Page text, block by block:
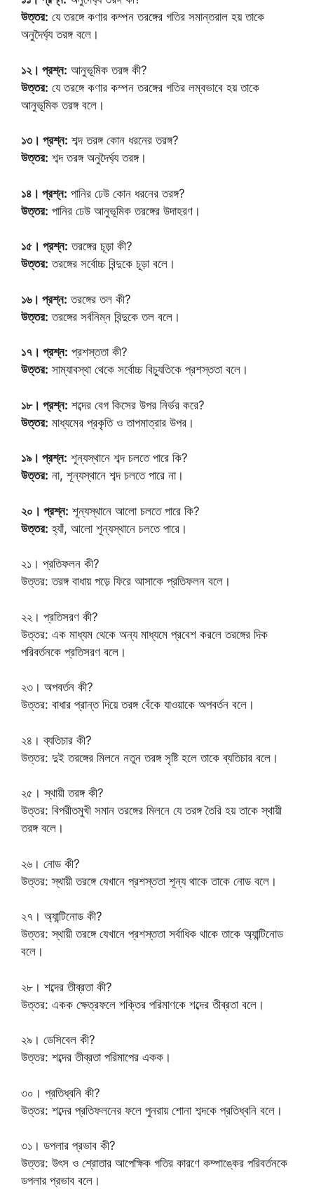
উত্তর: যে তরঙ্গে কণার কম্পন তরঙ্গের গতির সমান্তরাল হয় তাকে
অনুদৈর্ঘ্য তরঙ্গ বলে।
১২। প্রশ্ন: আনুভূমিক তরঙ্গ কী?
উত্তর: যে তরঙ্গে কণার কম্পন তরঙ্গের গতির লম্বভাবে হয় তাকে
আনুভূমিক তরঙ্গ বলে।
১৩। প্রশ্ন: শব্দ তরঙ্গ কোন ধরনের তরঙ্গ?
উত্তর: শব্দ তরঙ্গ অনুদৈর্ঘ্য তরঙ্গ।
১৪। প্রশ্ন: পানির ঢেউ কোন ধরনের তরঙ্গ?
উত্তর: পানির ঢেউ আনুভূমিক তরঙ্গের উদাহরণ।
১৫। প্রশ্ন: তরঙ্গের চূড়া কী?
উত্তর: তরঙ্গের সর্বোচ্চ বিন্দুকে চূড়া বলে।
১৬। প্রশ্ন: তরঙ্গের তল কী?
উত্তর: তরঙ্গের সর্বনিম্ন বিন্দুকে তল বলে।
১৭। প্রশ্ন: প্রশস্ততা কী?
উত্তর: সাম্যাবস্থা থেকে সর্বোচ্চ বিচ্যুতিকে প্রশস্ততা বলে।
১৮। প্রশ্ন: শব্দের বেগ কিসের উপর নির্ভর করে?
উত্তর: মাধ্যমের প্রকৃতি ও তাপমাত্রার উপর।
১৯। প্রশ্ন: শূন্যস্থানে শব্দ চলতে পারে কি?
উত্তর: না, শূন্যস্থানে শব্দ চলতে পারে না।
২০। প্রশ্ন: শূন্যস্থানে আলো চলতে পারে কি?
উত্তর: হ্যাঁ, আলো শূন্যস্থানে চলতে পারে।
২১। প্রতিফলন কী?
উত্তর: তরঙ্গ বাধায় পড়ে ফিরে আসাকে প্রতিফলন বলে।
২২। প্রতিসরণ কী?
উত্তর: এক মাধ্যম থেকে অন্য মাধ্যমে প্রবেশ করলে তরঙ্গের দিক
পরিবর্তনকে প্রতিসরণ বলে।
২৩। অপবর্তন কী?
উত্তর: বাধার প্রান্ত দিয়ে তরঙ্গ বেঁকে যাওয়াকে অপবর্তন বলে।
২৪। ব্যতিচার কী?
উত্তর: দুই তরঙ্গের মিলনে নতুন তরঙ্গ সৃষ্টি হলে তাকে ব্যতিচার বলে।
২৫। স্থায়ী তরঙ্গ কী?
উত্তর: বিপরীতমুখী সমান তরঙ্গের মিলনে যে তরঙ্গ তৈরি হয় তাকে স্থায়ী
তরঙ্গ বলে।
২৬। নোড কী?
উত্তর: স্থায়ী তরঙ্গে যেখানে প্রশস্ততা শূন্য থাকে তাকে নোড বলে।
২৭। অ্যান্টিনোড কী?
উত্তর: স্থায়ী তরঙ্গে যেখানে প্রশস্ততা সর্বাধিক থাকে তাকে অ্যান্টিনোড
বলে।
২৮। শব্দের তীব্রতা কী?
উত্তর: একক ক্ষেত্রফলে শক্তির পরিমাণকে শব্দের তীব্রতা বলে।
২৯। ডেসিবেল কী?
উত্তর: শব্দের তীব্রতা পরিমাপের একক।
৩০। প্রতিধ্বনি কী?
উত্তর: শব্দের প্রতিফলনের ফলে পুনরায় শোনা শব্দকে প্রতিধ্বনি বলে।
৩১। ডপলার প্রভাব কী?
উত্তর: উৎস ও শ্রোতার আপেক্ষিক গতির কারণে কম্পাঙ্কের পরিবর্তনকে
ডপলার প্রভাব বলে।